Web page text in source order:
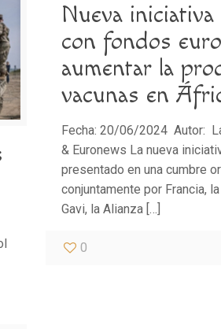
Nueva
con fondos
aumentar la
vacunas en
Fecha: 20/06/2024 Autor:
& Euronews La nueva
presentado en una cumbre
conjuntamente por Francia,
Gavi, la Alianza […]
0